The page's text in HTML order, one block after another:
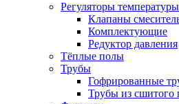
Регуляторы
Клапаны
Комплектующие
Редуктор давления
Тёплые полы
Трубы
Гофрированные
Трубы из сшитого